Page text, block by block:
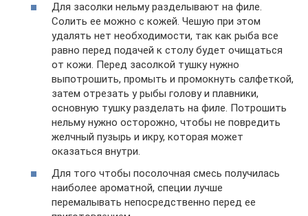
Для засолки нельму разделывают на филе.
Солить ее можно с кожей. Чешую при этом
удалять нет необходимости, так как рыба все
равно перед подачей к столу будет очищаться
от кожи. Перед засолкой тушку нужно
выпотрошить, промыть и промокнуть салфеткой,
затем отрезать у рыбы голову и плавники,
основную тушку разделать на филе. Потрошить
нельму нужно осторожно, чтобы не повредить
желчный пузырь и икру, которая может
оказаться внутри.
Для того чтобы посолочная смесь получилась
наиболее ароматной, специи лучше
перемалывать непосредственно перед ее